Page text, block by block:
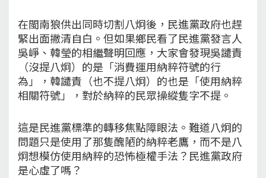
在閩南狼供出同時切割八炯後，民進黨政府也趕
緊出面撇清自白。但如果鄉民看了民進黨發言人
吳崢、韓瑩的相繼聲明回應，大家會發現吳譴責
（沒提八炯）的是「消費運用納粹符號的行
為」，韓譴責（也不提八炯）的也是「使用納粹
相關符號」，對於納粹的民眾操縱隻字不提。
這是民進黨標準的轉移焦點障眼法。難道八炯的
問題只是使用了那隻醜陋的納粹老鷹，而不是八
炯想模仿使用納粹的恐怖極權手法？民進黨政府
是心虛了嗎？